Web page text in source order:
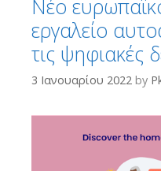
Νέο
εργαλείο
τις ψηφιακές
3 Ιανουαρίου 2022 by